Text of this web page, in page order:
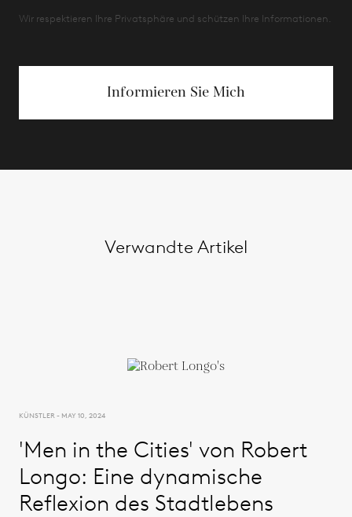
Wir respektieren Ihre Privatsphäre und schützen Ihre Informationen.
Informieren Sie Mich
Verwandte Artikel
KÜNSTLER - MAY 10, 2024
'Men in the Cities' von Robert
Longo: Eine dynamische
Reflexion des Stadtlebens